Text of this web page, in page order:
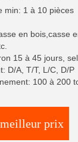
min: 1 à 10 pièces
en bois,casse
15 à 45 jours,
D/A, T/T, L/C, D/P
100 à 200
prix